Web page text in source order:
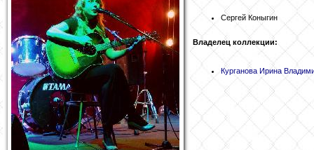
Сергей Коныгин
Владелец коллекции:
Курганова Ирина